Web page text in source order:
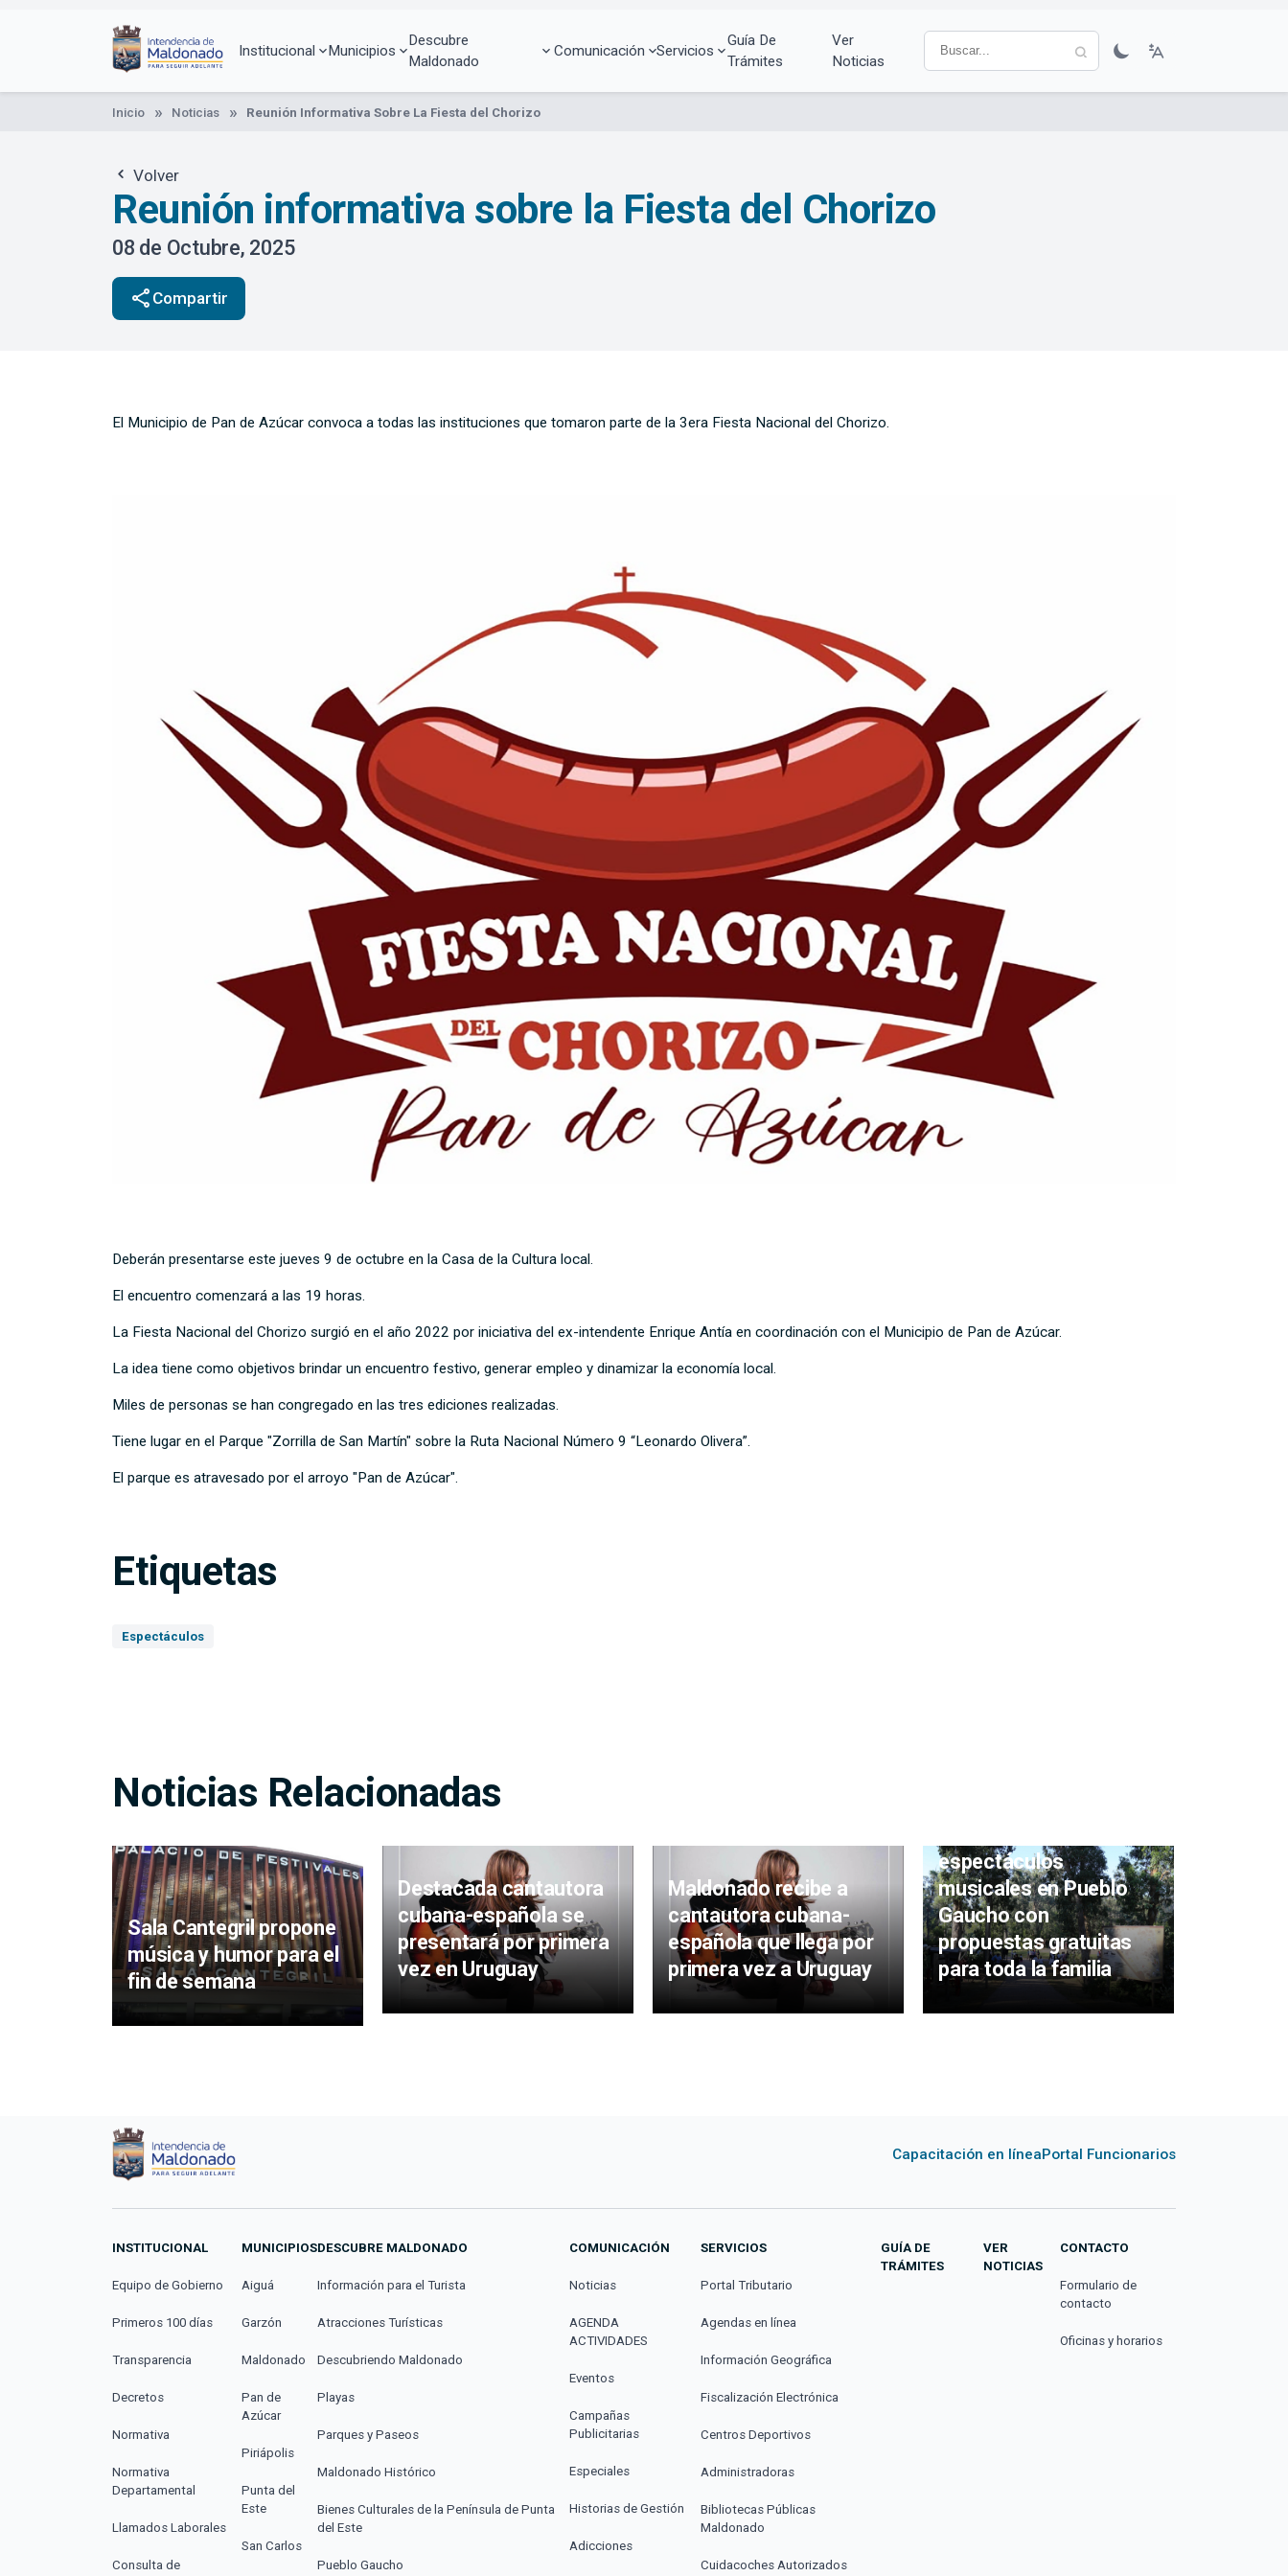
Institucional Municipios
Descubre
Maldonado
Comunicación Servicios
Guía De
Trámites
Ver
Noticias
Inicio Noticias Reunión Informativa Sobre La Fiesta del Chorizo
Volver
Reunión informativa sobre la Fiesta del Chorizo
08 de Octubre, 2025
share Compartir
El Municipio de Pan de Azúcar convoca a todas las instituciones que tomaron parte de la 3era Fiesta Nacional del Chorizo.
Deberán presentarse este jueves 9 de octubre en la Casa de la Cultura local.
El encuentro comenzará a las 19 horas.
La Fiesta Nacional del Chorizo surgió en el año 2022 por iniciativa del ex-intendente Enrique Antía en coordinación con el Municipio de Pan de Azúcar.
La idea tiene como objetivos brindar un encuentro festivo, generar empleo y dinamizar la economía local.
Miles de personas se han congregado en las tres ediciones realizadas.
Tiene lugar en el Parque "Zorrilla de San Martín" sobre la Ruta Nacional Número 9 “Leonardo Olivera”.
El parque es atravesado por el arroyo "Pan de Azúcar".
Etiquetas
Espectáculos
Noticias Relacionadas
Sala Cantegril propone
música y humor para el
fin de semana
Destacada cantautora
cubana-española se
presentará por primera
vez en Uruguay
Maldonado recibe a
cantautora cubana-
española que llega por
primera vez a Uruguay
espectáculos
musicales en Pueblo
Gaucho con
propuestas gratuitas
para toda la familia
Capacitación en líneaPortal Funcionarios
INSTITUCIONAL
Equipo de Gobierno
Primeros 100 días
Transparencia
Decretos
Normativa
Normativa
Departamental
Llamados Laborales
Consulta de
MUNICIPIOS
Aiguá
Garzón
Maldonado
Pan de
Azúcar
Piriápolis
Punta del
Este
San Carlos
DESCUBRE MALDONADO
Información para el Turista
Atracciones Turísticas
Descubriendo Maldonado
Playas
Parques y Paseos
Maldonado Histórico
Bienes Culturales de la Península de Punta
del Este
Pueblo Gaucho
COMUNICACIÓN
Noticias
AGENDA
ACTIVIDADES
Eventos
Campañas
Publicitarias
Especiales
Historias de Gestión
Adicciones
SERVICIOS
Portal Tributario
Agendas en línea
Información Geográfica
Fiscalización Electrónica
Centros Deportivos
Administradoras
Bibliotecas Públicas
Maldonado
Cuidacoches Autorizados
GUÍA DE
TRÁMITES
VER
NOTICIAS
CONTACTO
Formulario de
contacto
Oficinas y horarios